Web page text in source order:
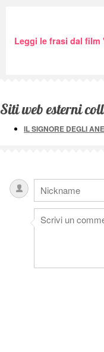
Leggi le frasi dal
Siti web esterni
IL SIGNORE DEGLI